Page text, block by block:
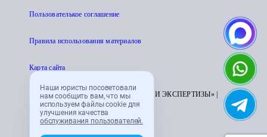
Наши юристы посоветовали
нам сообщить вам, что мы
используем файлы cookie для
улучшения качества
обслуживания пользователей.
Пользователькое соглашение
Правила использования материалов
Карта сайта
© 1995 - 2026 «ЦЕНТР АТТЕСТАЦИИ И ЭКСПЕРТИЗЫ» |
CENTRATTEK.RU